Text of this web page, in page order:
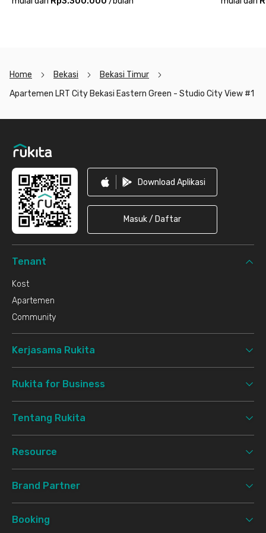
Home Bekasi
Bekasi Timur
Apartemen LRT City Bekasi Eastern Green - Studio City View #1
Download Aplikasi
Masuk / Daftar
Tenant
Kost
Apartemen
Community
Kerjasama Rukita
Rukita for Business
Tentang Rukita
Resource
Brand Partner
Booking